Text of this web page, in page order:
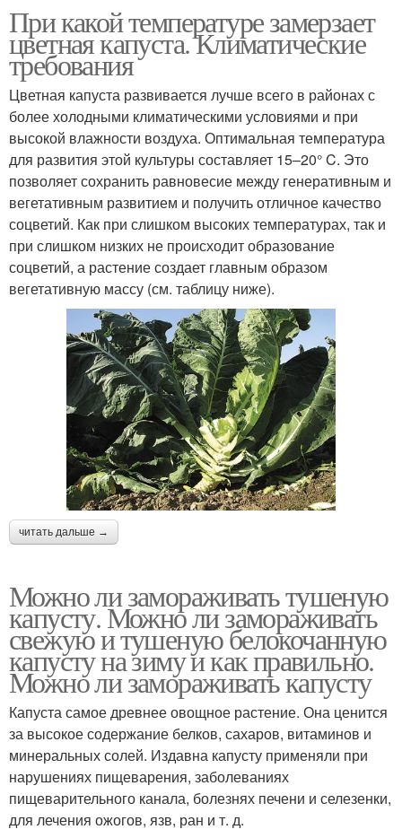
При какой температуре замерзает
цветная капуста. Климатические
требования
Цветная капуста развивается лучше всего в районах с
более холодными климатическими условиями и при
высокой влажности воздуха. Оптимальная температура
для развития этой культуры составляет 15–20° C. Это
позволяет сохранить равновесие между генеративным и
вегетативным развитием и получить отличное качество
соцветий. Как при слишком высоких температурах, так и
при слишком низких не происходит образование
соцветий, а растение создает главным образом
вегетативную массу (см. таблицу ниже).
читать дальше →
Можно ли замораживать тушеную
капусту. Можно ли замораживать
свежую и тушеную белокочанную
капусту на зиму и как правильно.
Можно ли замораживать капусту
Капуста самое древнее овощное растение. Она ценится
за высокое содержание белков, сахаров, витаминов и
минеральных солей. Издавна капусту применяли при
нарушениях пищеварения, заболеваниях
пищеварительного канала, болезнях печени и селезенки,
для лечения ожогов, язв, ран и т. д.